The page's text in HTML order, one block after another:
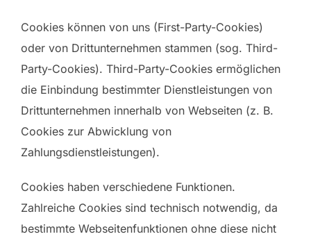
Cookies können von uns (First-Party-Cookies)
oder von Drittunternehmen stammen (sog. Third-
Party-Cookies). Third-Party-Cookies ermöglichen
die Einbindung bestimmter Dienstleistungen von
Drittunternehmen innerhalb von Webseiten (z. B.
Cookies zur Abwicklung von
Zahlungsdienstleistungen).
Cookies haben verschiedene Funktionen.
Zahlreiche Cookies sind technisch notwendig, da
bestimmte Webseitenfunktionen ohne diese nicht